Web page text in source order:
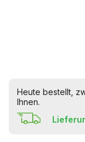
Heute bestellt,
Ihnen.